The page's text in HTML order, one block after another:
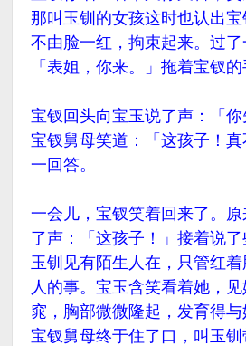
那叫玉钏的女孩这时也认出
不由脸一红，拘束起来。过
「表姐，你来。」拖着宝钗的
宝钗回头向宝玉说了声：「
宝钗舅母笑道：「这孩子！
一回答。
一会儿，宝钗笑着回来了。
了声：「这孩子！」接着说
玉钏见有陌生人在，只管红
人的事。宝玉含笑看着她，
窕，胸部微微隆起，发育得与
宝钗舅母终于住了口，叫玉钏